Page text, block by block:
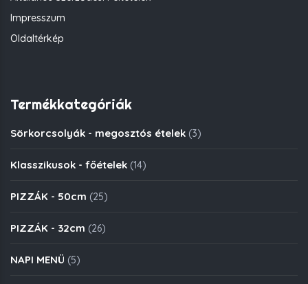
Impresszum
Oldaltérkép
Termékkategóriák
Sörkorcsolyák - megosztós ételek (3)
Klasszikusok - főételek (14)
PIZZÁK - 50cm (25)
PIZZÁK - 32cm (26)
NAPI MENÜ (5)